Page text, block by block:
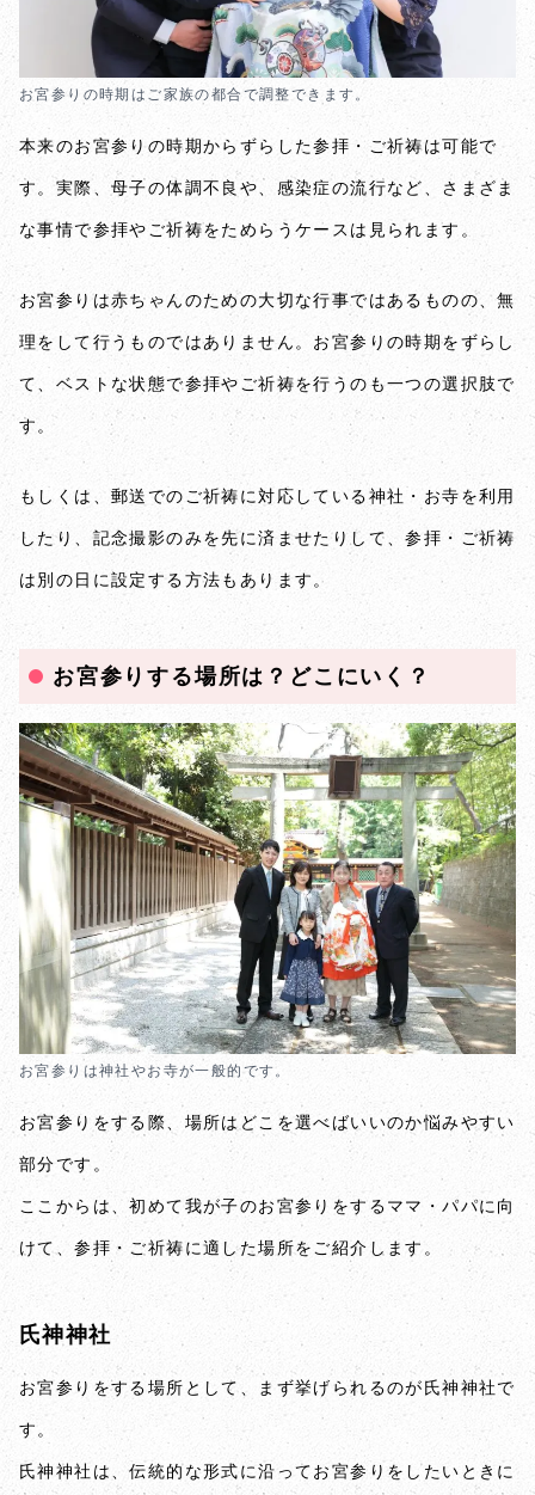
お宮参りの時期はご家族の都合で調整できます。
本来のお宮参りの時期からずらした参拝・ご祈祷は可能で
す。実際、母子の体調不良や、感染症の流行など、さまざま
な事情で参拝やご祈祷をためらうケースは見られます。
お宮参りは赤ちゃんのための大切な行事ではあるものの、無
理をして行うものではありません。お宮参りの時期をずらし
て、ベストな状態で参拝やご祈祷を行うのも一つの選択肢で
す。
もしくは、郵送でのご祈祷に対応している神社・お寺を利用
したり、記念撮影のみを先に済ませたりして、参拝・ご祈祷
は別の日に設定する方法もあります。
お宮参りする場所は？どこにいく？
お宮参りは神社やお寺が一般的です。
お宮参りをする際、場所はどこを選べばいいのか悩みやすい
部分です。
ここからは、初めて我が子のお宮参りをするママ・パパに向
けて、参拝・ご祈祷に適した場所をご紹介します。
氏神神社
お宮参りをする場所として、まず挙げられるのが氏神神社で
す。
氏神神社は、伝統的な形式に沿ってお宮参りをしたいときに